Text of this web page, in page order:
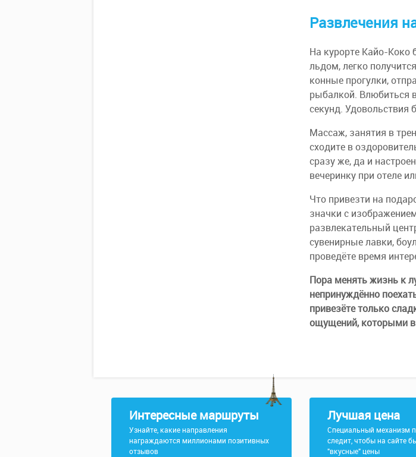
Развлечения
На курорте Кайо-Коко
льдом, легко
конные прогулки,
рыбалкой. Влюбиться
секунд.
Массаж, занятия в
сходите в
сразу же, да и
вечеринку при отеле
Что привезти на
значки с
развлекательный
сувенирные лавки,
проведёте время
Пора менять жизнь к
непринуждённо
привезёте только
ощущений, которыми
Интересные маршруты
Узнайте, какие направления
награждаются миллионами позитивных
отзывов
Лучшая цена
Специальный механизм
следит, чтобы на сайте
"вкусные" цены